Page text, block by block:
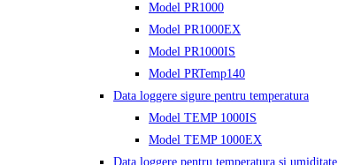
Model PR1000
Model PR1000EX
Model PR1000IS
Model PRTemp140
Data loggere sigure pentru temperatura
Model TEMP 1000IS
Model TEMP 1000EX
Data loggere pentru temperatura si umiditate